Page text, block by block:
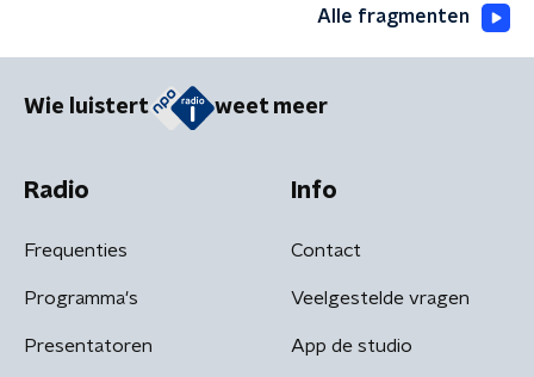
Alle fragmenten
Wie luistert weet meer
Radio
Frequenties
Programma's
Presentatoren
Info
Contact
Veelgestelde vragen
App de studio